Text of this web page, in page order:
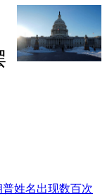
姓名出现数百次